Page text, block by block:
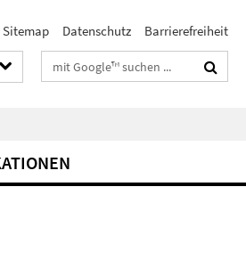
Sitemap Datenschutz Barrierefreiheit
Suchbegriffe